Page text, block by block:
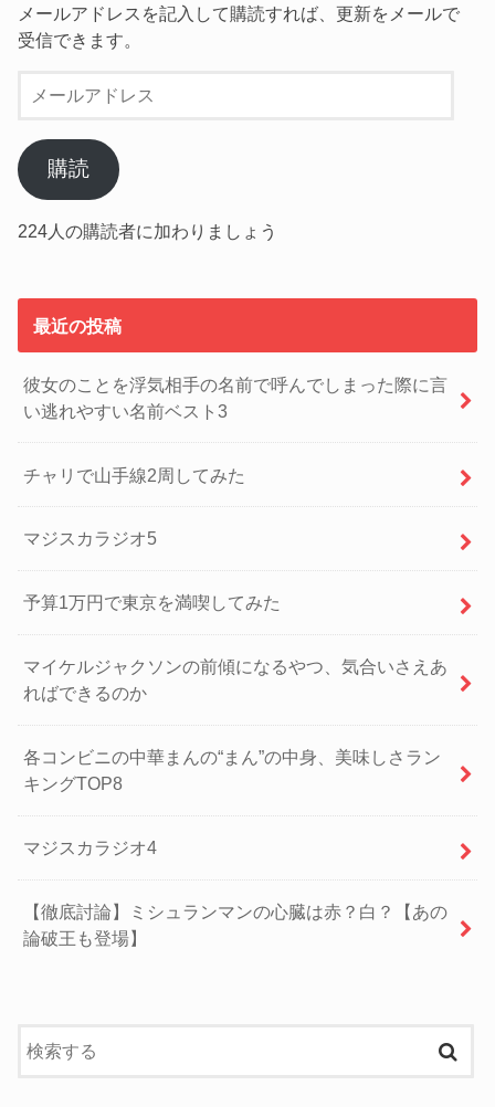
メールアドレスを記入して購読すれば、更新をメールで
受信できます。
ア
ド
ス
購読
224人の購読者に加わりましょう
最近の投稿
彼女のことを浮気相手の名前で呼んでしまった際に言
い逃れやすい名前ベスト3
チャリで山手線2周してみた
マジスカラジオ5
予算1万円で東京を満喫してみた
マイケルジャクソンの前傾になるやつ、気合いさえあ
ればできるのか
各コンビニの中華まんの“まん”の中身、美味しさラン
キングTOP8
マジスカラジオ4
【徹底討論】ミシュランマンの心臓は赤？白？【あの
論破王も登場】